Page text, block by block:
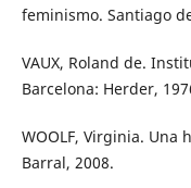
feminismo. Santiago
VAUX, Roland de.
Barcelona: Herder,
WOOLF, Virginia. Una
Barral, 2008.